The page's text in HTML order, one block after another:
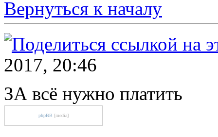
Вернуться к началу
2017, 20:46
ЗА всё нужно платить
phpBB [media]